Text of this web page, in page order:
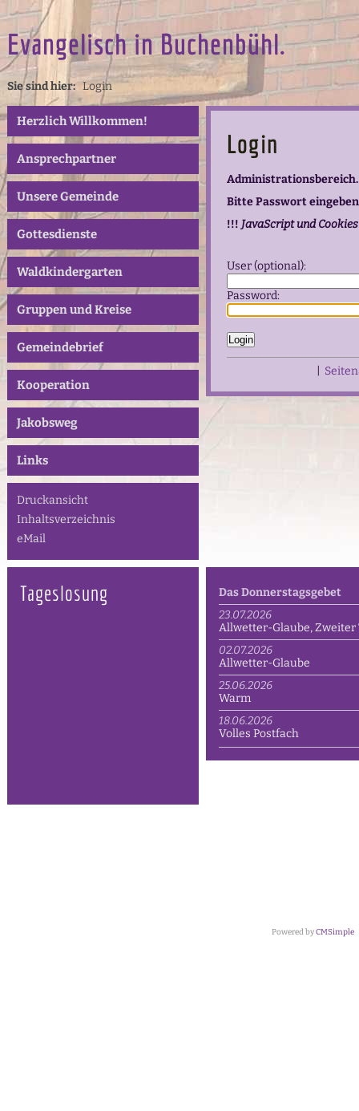
Evangelisch in Buchenbühl.
Sie sind hier:Login
Herzlich Willkommen!
Ansprechpartner
Unsere Gemeinde
Gottesdienste
Waldkindergarten
Gruppen und Kreise
Gemeindebrief
Kooperation
Jakobsweg
Links
Druckansicht
Inhaltsverzeichnis
eMail
Login
Administrationsbereich.
Bitte Passwort
!!! JavaScript und
User (optional):
Password:
Tageslosung
Das Donnerstagsgebet
23.07.2026
Allwetter-Glaube, Zweiter
02.07.2026
Allwetter-Glaube
25.06.2026
Warm
18.06.2026
Volles Postfach
Powered byCMSimple